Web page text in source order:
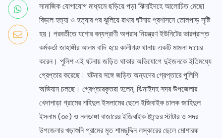
সামাজিক যোগাযোগ মাধ্যমে ছড়িয়ে পড়া ঝিনাইদহে আলোচিত মেছো
বিড়াল হত্যা ও হত্যার পর ঝুলিয়ে রাখার ঘটনায় প্রশাসনে তোলপাড় সৃষ্টি
হয়। পরবর্তীতে যশোর বন্যপ্রাণী অপরাধ নিয়ন্ত্রণ ইউনিটের ভারপ্রাপ্ত
কর্মকর্তা জাহাঙ্গীর আলম বাদি হয়ে কালীগঞ্জ থানায় একটি মামলা দায়ের
করেন। পুলিশ এই ঘটনায় জড়িত থাকার অভিযোগে দুইজনকে ইতিমধ্যে
গ্রেপ্তার করেছে। ঘটনার সঙ্গে জড়িত অন্যদের গ্রেপ্তারে পুলিশি
অভিযান চলছে। গ্রেপ্তারকৃতরা হলেন, ঝিনাইদহ সদর উপজেলার
খেদাপাড়া গ্রামের শহিদুল ইসলামের ছেলে ইজিবাইক চালক জাহিদুল
ইসলাম (৩৫) ও নলডাঙ্গা বাজারের ইজিবাইক ষ্টান্ডের স্টাটার ও সদর
উপজেলার খড়াশুনি গ্রামের মৃত শামছুদ্দিন লস্কারের ছেলে মোশারফ